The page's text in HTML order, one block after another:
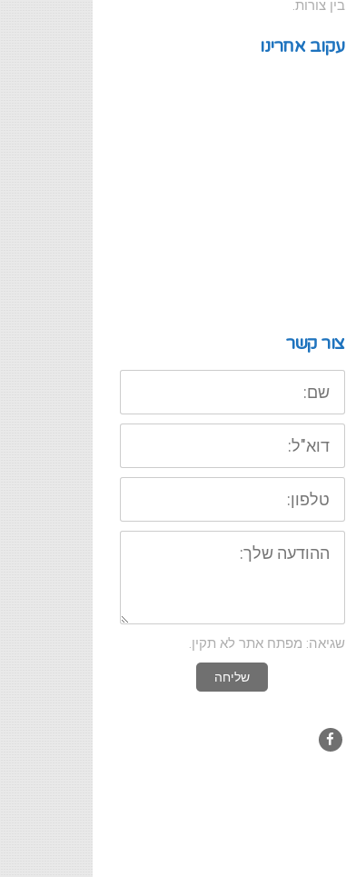
בין צורות.
עקוב אחרינו
צור קשר
שם:
דוא"ל:
טלפון:
ההודעה
שלך:
שגיאה: מפתח אתר לא תקין.
שליחה